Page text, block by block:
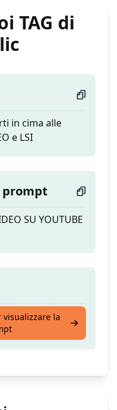
TAG di
in cima alle
e LSI
prompt
SU YOUTUBE
in cima alle
e LSI
visualizzare la